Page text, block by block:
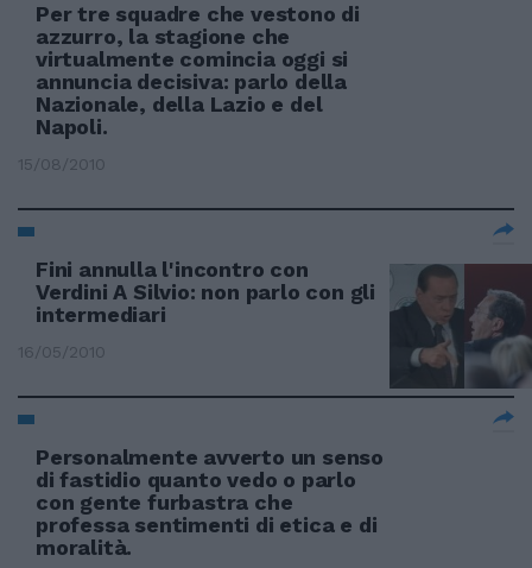
Per tre squadre che vestono di
azzurro, la stagione che
virtualmente comincia oggi si
annuncia decisiva: parlo della
Nazionale, della Lazio e del
Napoli.
15/08/2010
Fini annulla l'incontro con
Verdini A Silvio: non parlo con gli
intermediari
16/05/2010
Personalmente avverto un senso
di fastidio quanto vedo o parlo
con gente furbastra che
professa sentimenti di etica e di
moralità.